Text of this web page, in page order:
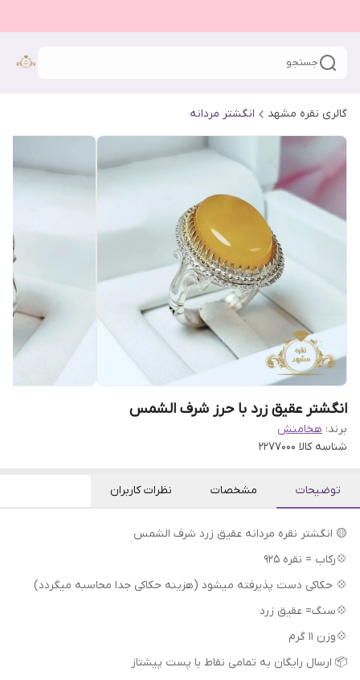
جستجو
گالری نقره مشهد انگشتر مردانه
انگشتر عقیق زرد با حرز شرف الشمس
برند: هخامنش
شناسه کالا 2277000
توضیحات مشخصات نظرات کاربران
🟡 انگشتر نقره مردانه عقیق زرد شرف الشمس
💠رکاب = نقره 925
💠 حکاکی دست پذیرفته میشود (هزینه حکاکی جدا محاسبه میگردد)
💠سنگ= عقیق زرد
💠وزن 11 گرم
📦 ارسال رایگان به تمامی نقاط با پست پیشتاز